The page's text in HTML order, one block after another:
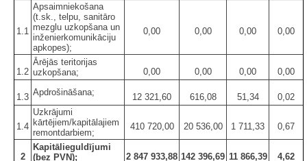
1.1
Apsaimniekošana
(t.sk., telpu, sanitāro
mezglu uzkopšana un
inženierkomunikāciju
apkopes);
0,00 0,00 0,00 0,00
1.2
Ārējās teritorijas
uzkopšana;
0,00 0,00 0,00 0,00
1.3 Apdrošināšana; 12 321,60 616,08 51,34 0,02
1.4
Uzkrājumi
kārtējiem/kapitālajiem
remontdarbiem;
410 720,00 20 536,00 1 711,33 0,67
2
Kapitālieguldījumi
(bez PVN);
2 847 933,88 142 396,69 11 866,39 4,62